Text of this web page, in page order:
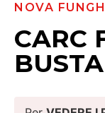
NOVA
CARC